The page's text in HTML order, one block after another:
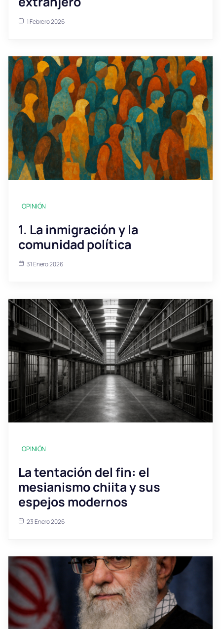
1 Febrero 2026
OPINIÓN
1. La inmigración y la
comunidad política
31 Enero 2026
OPINIÓN
La tentación del fin: el
mesianismo chiita y sus
espejos modernos
23 Enero 2026